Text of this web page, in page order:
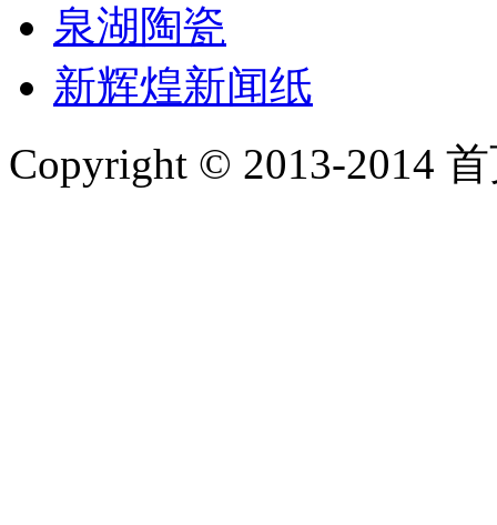
泉湖陶瓷
新辉煌新闻纸
Copyright © 2013-2014